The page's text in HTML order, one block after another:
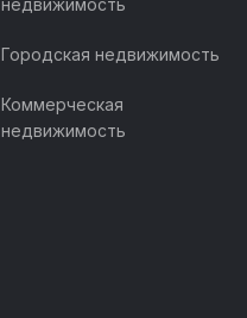
Городская недвижимость
Коммерческая
недвижимость